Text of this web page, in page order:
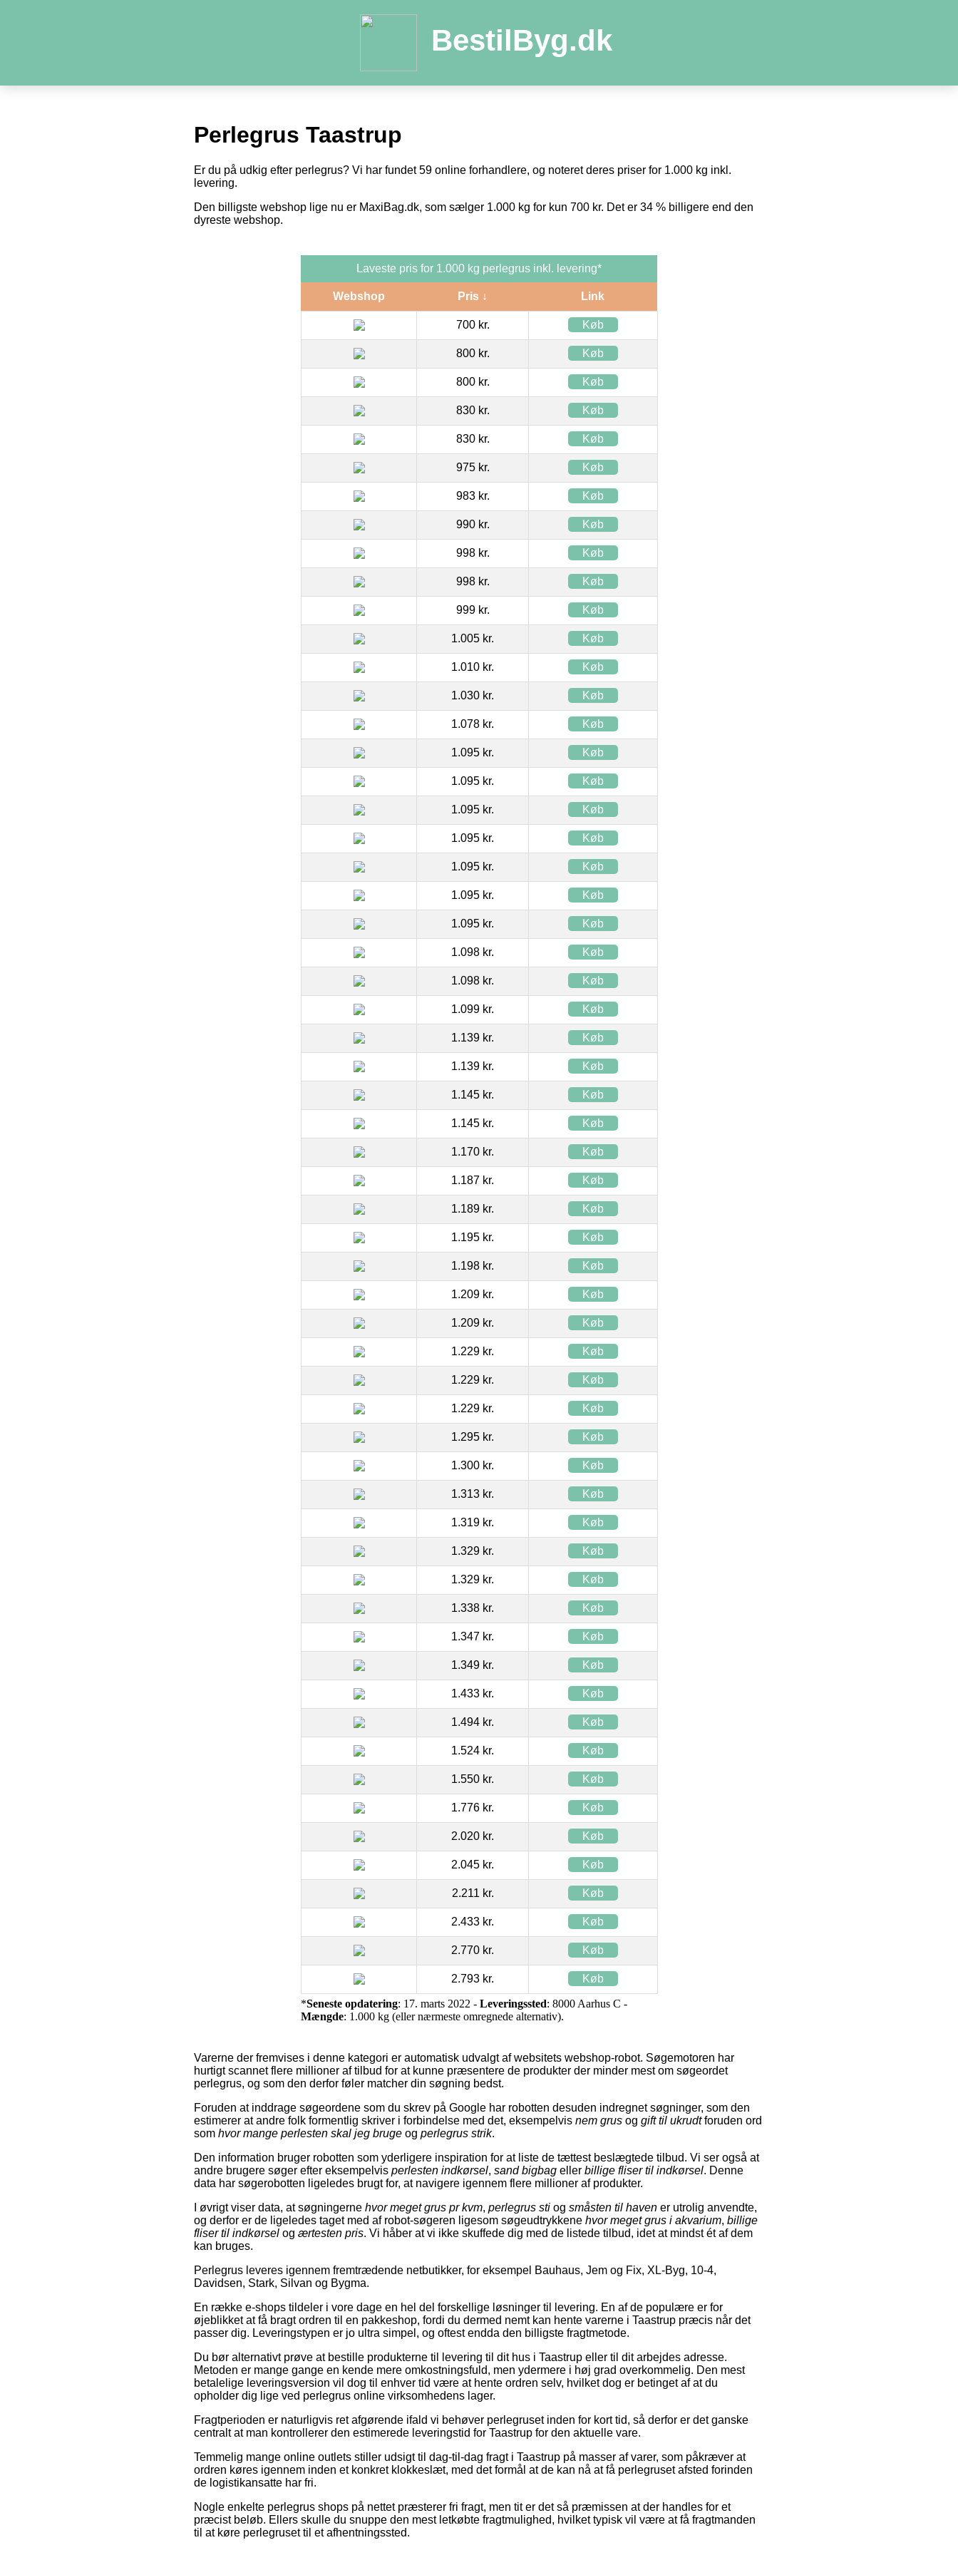
BestilByg.dk
Perlegrus Taastrup
Er du på udkig efter perlegrus? Vi har fundet 59 online forhandlere, og noteret deres priser for 1.000 kg inkl.
levering.
Den billigste webshop lige nu er MaxiBag.dk, som sælger 1.000 kg for kun 700 kr. Det er 34 % billigere end den
dyreste webshop.
Laveste pris for 1.000 kg perlegrus inkl. levering*
Webshop Pris ↓ Link
700 kr. Køb
800 kr. Køb
800 kr. Køb
830 kr. Køb
830 kr. Køb
975 kr. Køb
983 kr. Køb
990 kr. Køb
998 kr. Køb
998 kr. Køb
999 kr. Køb
1.005 kr. Køb
1.010 kr. Køb
1.030 kr. Køb
1.078 kr. Køb
1.095 kr. Køb
1.095 kr. Køb
1.095 kr. Køb
1.095 kr. Køb
1.095 kr. Køb
1.095 kr. Køb
1.095 kr. Køb
1.098 kr. Køb
1.098 kr. Køb
1.099 kr. Køb
1.139 kr. Køb
1.139 kr. Køb
1.145 kr. Køb
1.145 kr. Køb
1.170 kr. Køb
1.187 kr. Køb
1.189 kr. Køb
1.195 kr. Køb
1.198 kr. Køb
1.209 kr. Køb
1.209 kr. Køb
1.229 kr. Køb
1.229 kr. Køb
1.229 kr. Køb
1.295 kr. Køb
1.300 kr. Køb
1.313 kr. Køb
1.319 kr. Køb
1.329 kr. Køb
1.329 kr. Køb
1.338 kr. Køb
1.347 kr. Køb
1.349 kr. Køb
1.433 kr. Køb
1.494 kr. Køb
1.524 kr. Køb
1.550 kr. Køb
1.776 kr. Køb
2.020 kr. Køb
2.045 kr. Køb
2.211 kr. Køb
2.433 kr. Køb
2.770 kr. Køb
2.793 kr. Køb
*Seneste opdatering: 17. marts 2022 - Leveringssted: 8000 Aarhus C -
Mængde: 1.000 kg (eller nærmeste omregnede alternativ).
Varerne der fremvises i denne kategori er automatisk udvalgt af websitets webshop-robot. Søgemotoren har
hurtigt scannet flere millioner af tilbud for at kunne præsentere de produkter der minder mest om søgeordet
perlegrus, og som den derfor føler matcher din søgning bedst.
Foruden at inddrage søgeordene som du skrev på Google har robotten desuden indregnet søgninger, som den
estimerer at andre folk formentlig skriver i forbindelse med det, eksempelvis nem grus og gift til ukrudtforuden ord
som hvor mange perlesten skal jeg bruge og perlegrus strik.
Den information bruger robotten som yderligere inspiration for at liste de tættest beslægtede tilbud. Vi ser også at
andre brugere søger efter eksempelvis perlesten indkørsel, sand bigbag eller billige fliser til indkørsel. Denne
data har søgerobotten ligeledes brugt for, at navigere igennem flere millioner af produkter.
I øvrigt viser data, at søgningerne hvor meget grus pr kvm, perlegrus sti og småsten til haven er utrolig anvendte,
og derfor er de ligeledes taget med af robot-søgeren ligesom søgeudtrykkene hvor meget grus i akvarium, billige
fliser til indkørsel og ærtesten pris. Vi håber at vi ikke skuffede dig med de listede tilbud, idet at mindst ét af dem
kan bruges.
Perlegrus leveres igennem fremtrædende netbutikker, for eksempel Bauhaus, Jem og Fix, XL-Byg, 10-4,
Davidsen, Stark, Silvan og Bygma.
En række e-shops tildeler i vore dage en hel del forskellige løsninger til levering. En af de populære er for
øjeblikket at få bragt ordren til en pakkeshop, fordi du dermed nemt kan hente varerne i Taastrup præcis når det
passer dig. Leveringstypen er jo ultra simpel, og oftest endda den billigste fragtmetode.
Du bør alternativt prøve at bestille produkterne til levering til dit hus i Taastrup eller til dit arbejdes adresse.
Metoden er mange gange en kende mere omkostningsfuld, men ydermere i høj grad overkommelig. Den mest
betalelige leveringsversion vil dog til enhver tid være at hente ordren selv, hvilket dog er betinget af at du
opholder dig lige ved perlegrus online virksomhedens lager.
Fragtperioden er naturligvis ret afgørende ifald vi behøver perlegruset inden for kort tid, så derfor er det ganske
centralt at man kontrollerer den estimerede leveringstid for Taastrup for den aktuelle vare.
Temmelig mange online outlets stiller udsigt til dag-til-dag fragt i Taastrup på masser af varer, som påkræver at
ordren køres igennem inden et konkret klokkeslæt, med det formål at de kan nå at få perlegruset afsted forinden
de logistikansatte har fri.
Nogle enkelte perlegrus shops på nettet præsterer fri fragt, men tit er det så præmissen at der handles for et
præcist beløb. Ellers skulle du snuppe den mest letkøbte fragtmulighed, hvilket typisk vil være at få fragtmanden
til at køre perlegruset til et afhentningssted.